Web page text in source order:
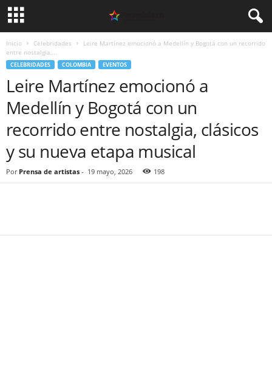
Inicio Celebridades
Leire Martínez emocionó a Medellín y Bogotá con un recorrido
entre nostalgia,...
CELEBRIDADES COLOMBIA EVENTOS
Leire Martínez emocionó a
Medellín y Bogotá con un
recorrido entre nostalgia, clásicos
y su nueva etapa musical
Por Prensa de artistas - 19 mayo, 2026 198